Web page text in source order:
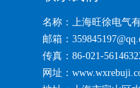
名称：上海旺徐电气
邮箱：
传真：86-021-
网址：